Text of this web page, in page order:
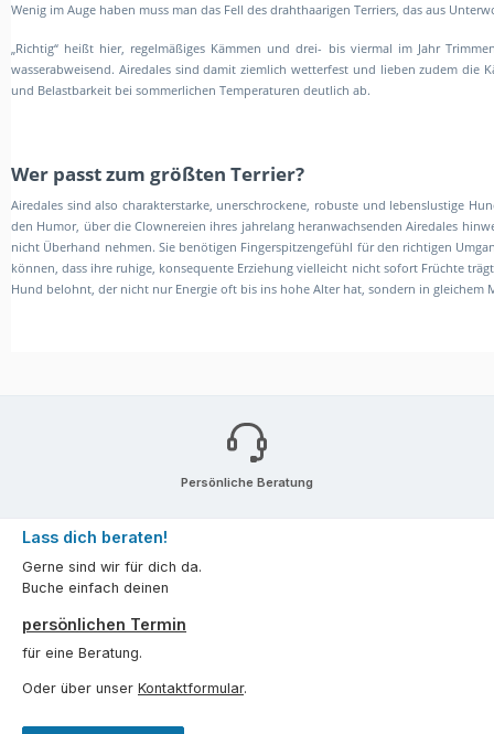
Wenig im Auge haben muss man das Fell des drahthaarigen Terriers, das aus
„Richtig“ heißt hier, regelmäßiges Kämmen und drei- bis viermal im Jahr
wasserabweisend. Airedales sind damit ziemlich wetterfest und lieben zudem
und Belastbarkeit bei sommerlichen Temperaturen deutlich ab.
Wer passt zum größten Terrier?
Airedales sind also charakterstarke, unerschrockene, robuste und lebenslustige
den Humor, über die Clownereien ihres jahrelang heranwachsenden Airedales
nicht Überhand nehmen. Sie benötigen Fingerspitzengefühl für den richtigen
können, dass ihre ruhige, konsequente Erziehung vielleicht nicht sofort Früchte
Hund belohnt, der nicht nur Energie oft bis ins hohe Alter hat, sondern in
Persönliche Beratung
Lass dich beraten!
Gerne sind wir für dich da.
Buche einfach deinen
persönlichen Termin
für eine Beratung.
Oder über unser Kontaktformular.